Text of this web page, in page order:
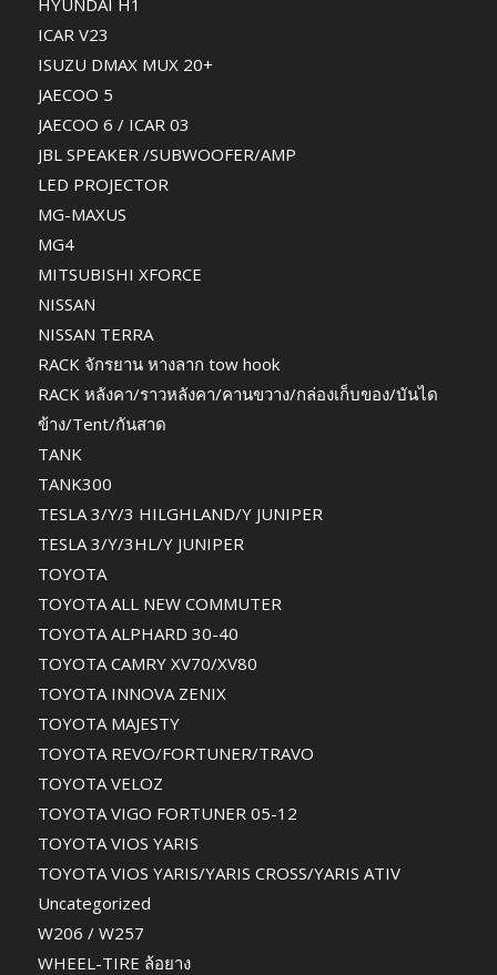
ICAR V23
ISUZU DMAX MUX 20+
JAECOO 5
JAECOO 6 / ICAR 03
JBL SPEAKER /SUBWOOFER/AMP
LED PROJECTOR
MG-MAXUS
MG4
MITSUBISHI XFORCE
NISSAN
NISSAN TERRA
RACK จักรยาน หางลาก tow hook
RACK หลังคา/ราวหลังคา/คานขวาง/กล่องเก็บของ/บันได
ข้าง/Tent/กันสาด
TANK
TANK300
TESLA 3/Y/3 HILGHLAND/Y JUNIPER
TESLA 3/Y/3HL/Y JUNIPER
TOYOTA
TOYOTA ALL NEW COMMUTER
TOYOTA ALPHARD 30-40
TOYOTA CAMRY XV70/XV80
TOYOTA INNOVA ZENIX
TOYOTA MAJESTY
TOYOTA REVO/FORTUNER/TRAVO
TOYOTA VELOZ
TOYOTA VIGO FORTUNER 05-12
TOYOTA VIOS YARIS
TOYOTA VIOS YARIS/YARIS CROSS/YARIS ATIV
Uncategorized
W206 / W257
WHEEL-TIRE ล้อยาง